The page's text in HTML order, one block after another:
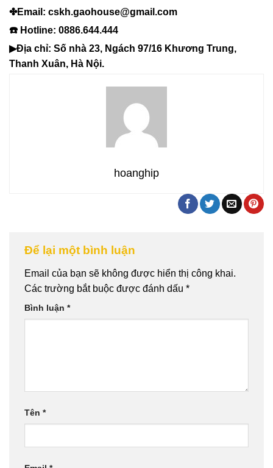
✤Email: cskh.gaohouse@gmail.com
☎️ Hotline: 0886.644.444
▶Địa chỉ: Số nhà 23, Ngách 97/16 Khương Trung,
Thanh Xuân, Hà Nội.
hoanghip
Để lại một bình luận
Email của bạn sẽ không được hiển thị công khai.
Các trường bắt buộc được đánh dấu *
Bình luận *
Tên *